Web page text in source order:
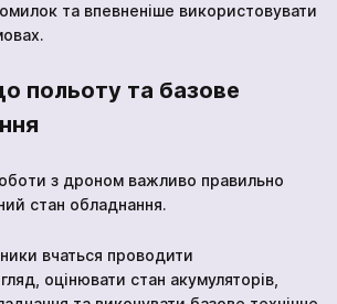
та впевненіше використовувати
польоту та базове
з дроном важливо правильно
стан обладнання.
вчаться проводити
оцінювати стан акумуляторів,